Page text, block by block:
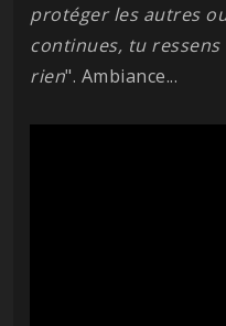
protéger les autres
continues, tu
rien". Ambiance...